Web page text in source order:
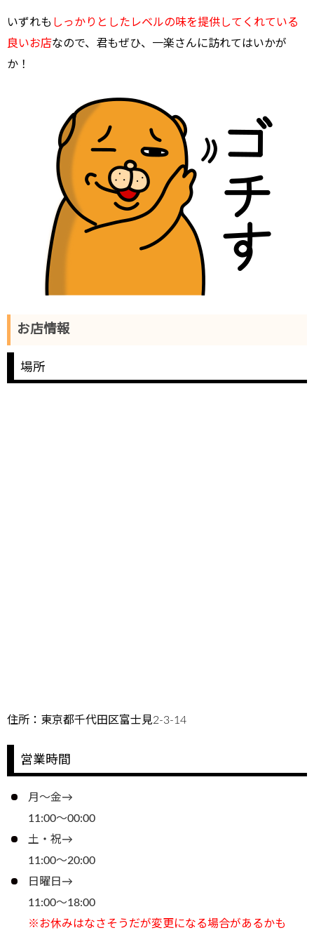
いずれも しっかりとしたレベルの味を提供してくれている
良いお店なので、君もぜひ、一楽さんに訪れてはいかが
か！
お店情報
場所
住所：東京都千代田区富士見2-3-14
営業時間
月～金→
11:00～00:00
土・祝→
11:00～20:00
日曜日→
11:00～18:00
※お休みはなさそうだが変更になる場合があるかも